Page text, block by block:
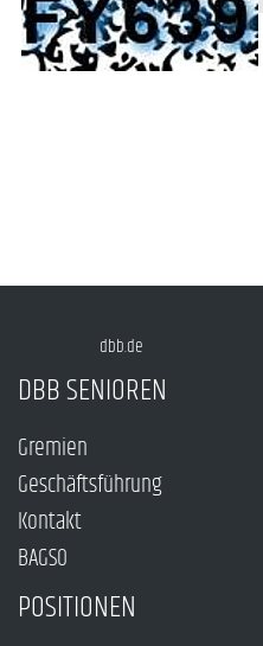
dbb.de
DBB SENIOREN
Gremien
Geschäftsführung
Kontakt
BAGSO
POSITIONEN